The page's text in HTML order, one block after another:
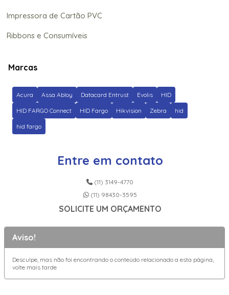
Impressora de Cartão PVC
Ribbons e Consumíveis
Marcas
Acura Assa Abloy Datacard Entrust Evolis HID
HID FARGO Connect HID Fargo Hikvision Zebra hid
hid fargo
Entre em contato
(11) 3149-4770
(11) 98430-3595
SOLICITE UM ORÇAMENTO
Aviso!
Desculpe, mas não foi encontrando o conteúdo relacionado a esta página,
volte mais tarde